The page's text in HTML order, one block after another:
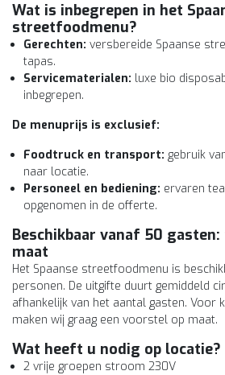
Wat is inbegrepen in het
streetfoodmenu?
Gerechten: versbereide Spaanse
tapas.
Servicematerialen: luxe bio
inbegrepen.
De menuprijs is exclusief:
Foodtruck en transport: gebruik
naar locatie.
Personeel en bediening: ervaren
opgenomen in de offerte.
Beschikbaar vanaf 50
maat
Het Spaanse streetfoodmenu is
personen. De uitgifte duurt gemiddeld
afhankelijk van het aantal gasten. Voor
maken wij graag een voorstel op maat.
Wat heeft u nodig op locatie?
2 vrije groepen stroom 230V